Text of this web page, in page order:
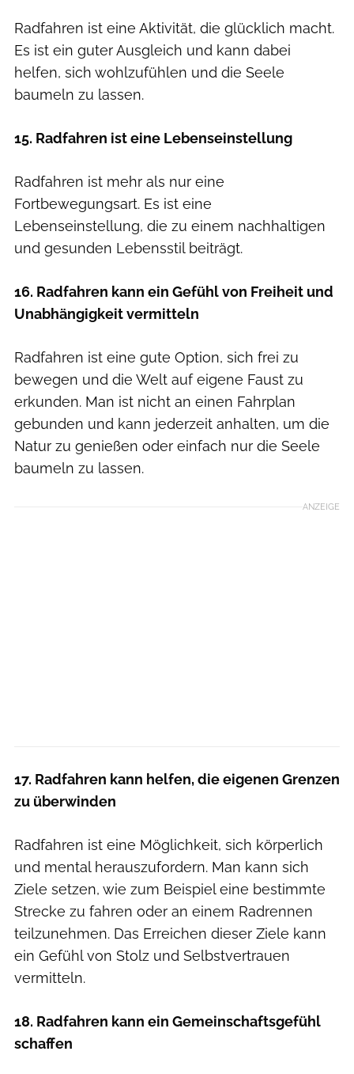
Radfahren ist eine Aktivität, die glücklich macht.
Es ist ein guter Ausgleich und kann dabei
helfen, sich wohlzufühlen und die Seele
baumeln zu lassen.
15. Radfahren ist eine Lebenseinstellung
Radfahren ist mehr als nur eine
Fortbewegungsart. Es ist eine
Lebenseinstellung, die zu einem nachhaltigen
und gesunden Lebensstil beiträgt.
16. Radfahren kann ein Gefühl von Freiheit und
Unabhängigkeit vermitteln
Radfahren ist eine gute Option, sich frei zu
bewegen und die Welt auf eigene Faust zu
erkunden. Man ist nicht an einen Fahrplan
gebunden und kann jederzeit anhalten, um die
Natur zu genießen oder einfach nur die Seele
baumeln zu lassen.
ANZEIGE
17. Radfahren kann helfen, die eigenen Grenzen
zu überwinden
Radfahren ist eine Möglichkeit, sich körperlich
und mental herauszufordern. Man kann sich
Ziele setzen, wie zum Beispiel eine bestimmte
Strecke zu fahren oder an einem Radrennen
teilzunehmen. Das Erreichen dieser Ziele kann
ein Gefühl von Stolz und Selbstvertrauen
vermitteln.
18. Radfahren kann ein Gemeinschaftsgefühl
schaffen